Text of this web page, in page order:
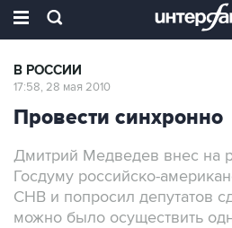
В РОССИИ
17:58, 28 мая 2010
Провести синхронно
Дмитрий Медведев внес на
Госдуму российско-
СНВ и попросил депутатов
можно было осуществить